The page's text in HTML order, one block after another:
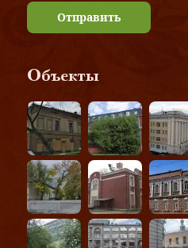
Отправить
Объекты